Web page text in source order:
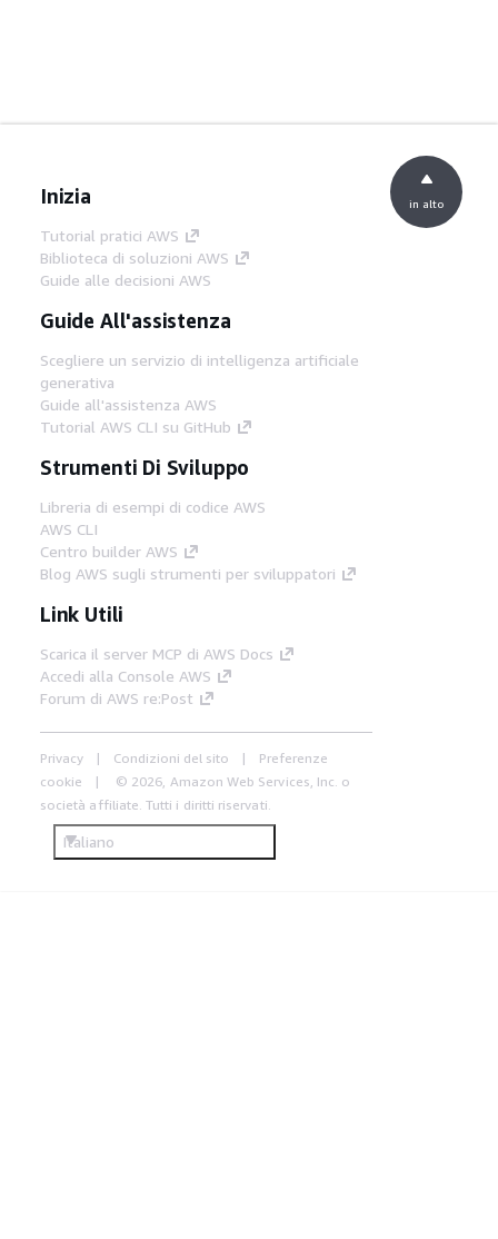
Inizia
Tutorial pratici AWS
Biblioteca di soluzioni AWS
Guide alle decisioni AWS
Guide All'assistenza
Scegliere un servizio di intelligenza artificiale
generativa
Guide all'assistenza AWS
Tutorial AWS CLI su GitHub
Strumenti Di Sviluppo
Libreria di esempi di codice AWS
AWS CLI
Centro builder AWS
Blog AWS sugli strumenti per sviluppatori
Link Utili
Scarica il server MCP di AWS Docs
Accedi alla Console AWS
Forum di AWS re:Post
Privacy Condizioni del sito
Preferenze
cookie
© 2026, Amazon Web Services, Inc. o
società affiliate. Tutti i diritti riservati.
Italiano
in alto